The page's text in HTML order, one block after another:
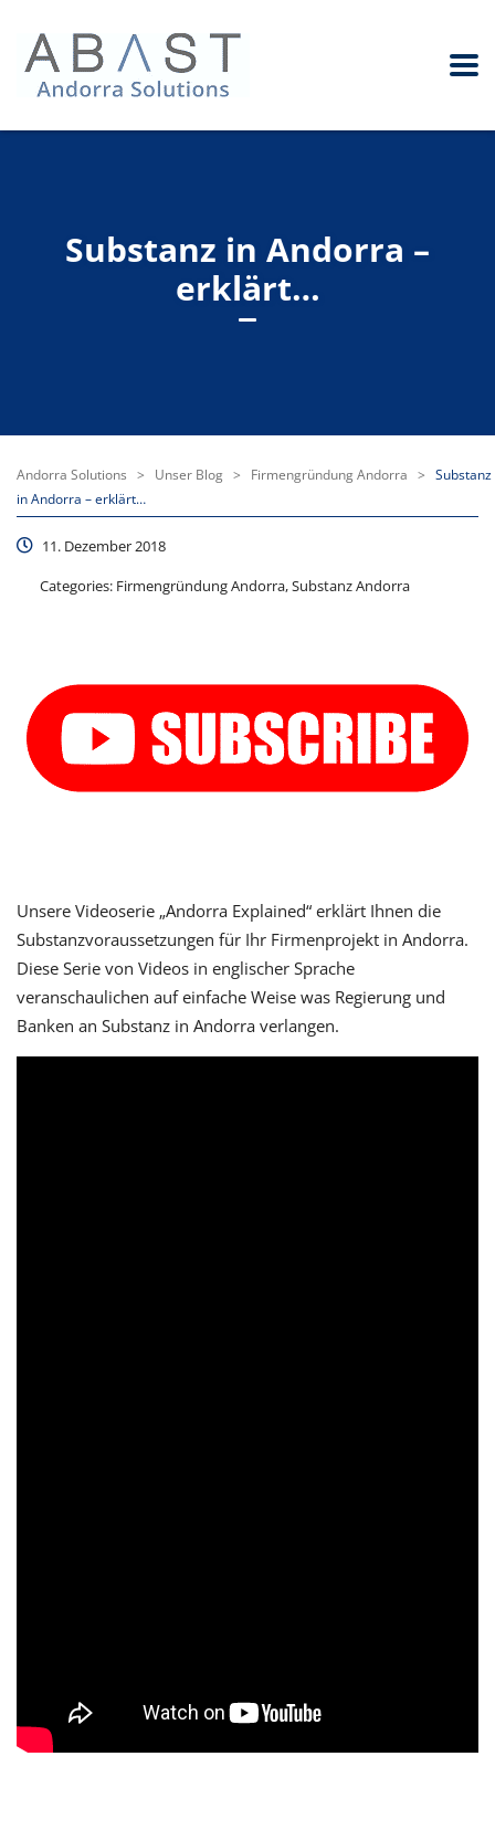
Andorra Solutions > Unser Blog > Firmengründung Andorra > Substanz
in Andorra – erklärt…
Substanz in Andorra –
erklärt…
11. Dezember 2018
Categories: Firmengründung Andorra, Substanz Andorra
Unsere Videoserie „Andorra Explained“ erklärt Ihnen die
Substanzvoraussetzungen für Ihr Firmenprojekt in Andorra.
Diese Serie von Videos in englischer Sprache
veranschaulichen auf einfache Weise was Regierung und
Banken an Substanz in Andorra verlangen.